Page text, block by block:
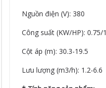
Nguồn điện (V): 380
Công suất (KW/HP): 0.75/1
Cột áp (m): 30.3-19.5
Lưu lượng (m3/h): 1.2-6.6